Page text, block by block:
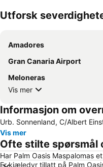
Utforsk
Amadores
Gran Canaria Airport
Meloneras
Vis mer
Informasjon om
Urb. Sonnenland, C/Albert
Vis mer
Ofte stilte spørsmål
Har Palm Oasis Maspalomas
Er kjæledyr tillatt på Palm